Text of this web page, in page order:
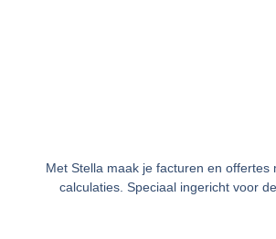
Met Stella maak je facturen en offertes
calculaties. Speciaal ingericht voor